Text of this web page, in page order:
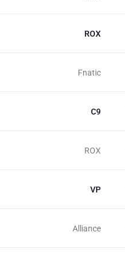
ROX
Fnatic
C9
ROX
VP
Alliance